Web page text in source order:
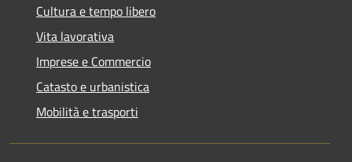
Cultura e tempo libero
Vita lavorativa
Imprese e Commercio
Catasto e urbanistica
Mobilità e trasporti